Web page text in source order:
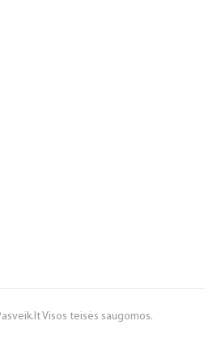
Visos teisės saugomos.